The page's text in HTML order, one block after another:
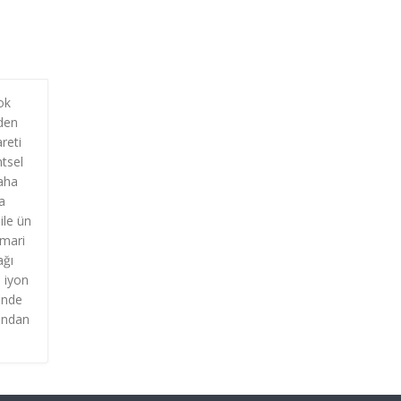
ün
iyon